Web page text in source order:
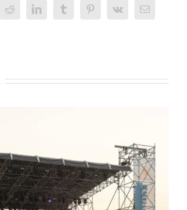
RedditLinkedInTumblrPinterest
Vk Email